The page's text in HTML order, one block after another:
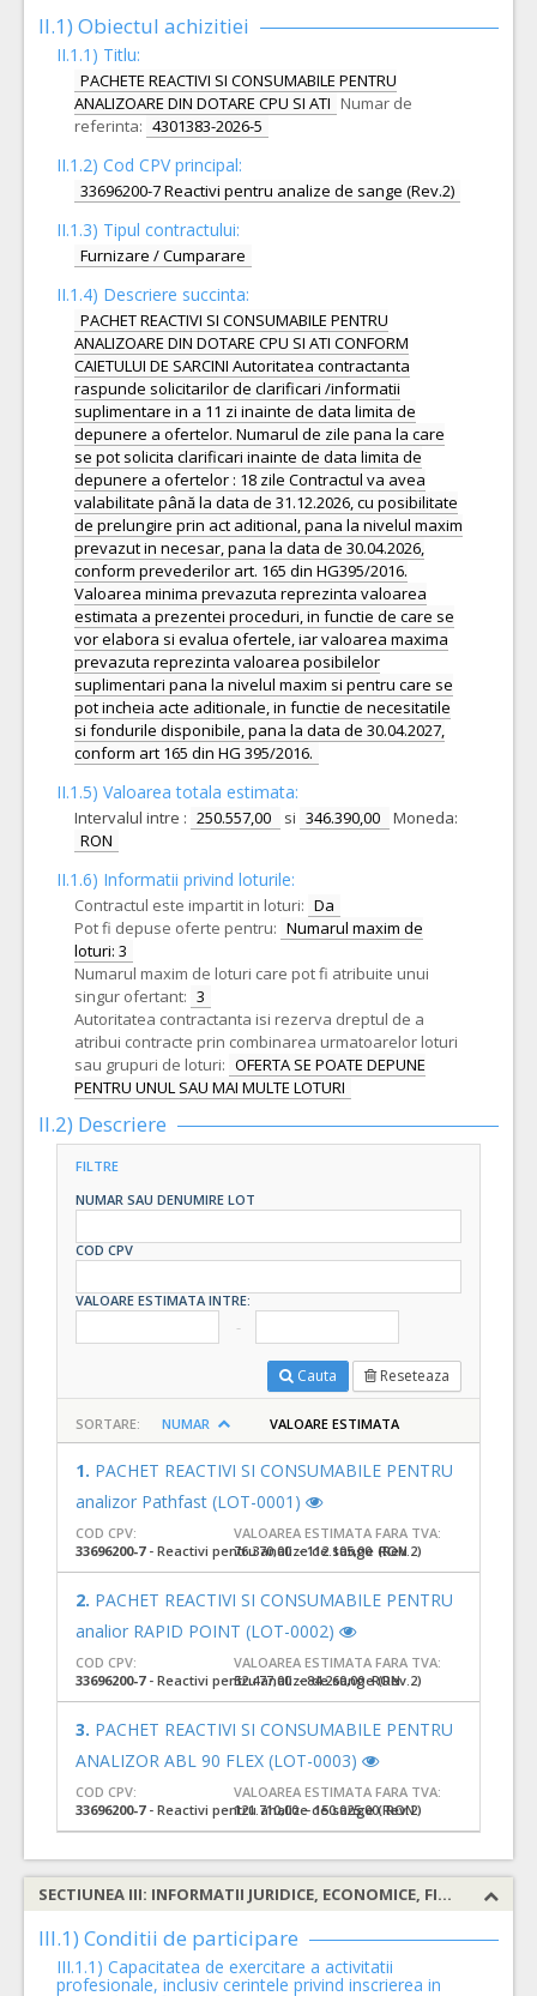
II.1) Obiectul achizitiei
II.1.1) Titlu:
PACHETE REACTIVI SI CONSUMABILE PENTRU
ANALIZOARE DIN DOTARE CPU SI ATI Numar de
referinta: 4301383-2026-5
II.1.2) Cod CPV principal:
33696200-7 Reactivi pentru analize de sange (Rev.2)
II.1.3) Tipul contractului:
Furnizare / Cumparare
II.1.4) Descriere succinta:
PACHET REACTIVI SI CONSUMABILE PENTRU
ANALIZOARE DIN DOTARE CPU SI ATI CONFORM
CAIETULUI DE SARCINI Autoritatea contractanta
raspunde solicitarilor de clarificari /informatii
suplimentare in a 11 zi inainte de data limita de
depunere a ofertelor. Numarul de zile pana la care
se pot solicita clarificari inainte de data limita de
depunere a ofertelor : 18 zile Contractul va avea
valabilitate până la data de 31.12.2026, cu posibilitate
de prelungire prin act aditional, pana la nivelul maxim
prevazut in necesar, pana la data de 30.04.2026,
conform prevederilor art. 165 din HG395/2016.
Valoarea minima prevazuta reprezinta valoarea
estimata a prezentei proceduri, in functie de care se
vor elabora si evalua ofertele, iar valoarea maxima
prevazuta reprezinta valoarea posibilelor
suplimentari pana la nivelul maxim si pentru care se
pot incheia acte aditionale, in functie de necesitatile
si fondurile disponibile, pana la data de 30.04.2027,
conform art 165 din HG 395/2016.
II.1.5) Valoarea totala estimata:
Intervalul intre : 250.557,00 si 346.390,00
Moneda:
RON
II.1.6) Informatii privind loturile:
Contractul este impartit in loturi: Da
Pot fi depuse oferte pentru: Numarul maxim de
loturi: 3
Numarul maxim de loturi care pot fi atribuite unui
singur ofertant: 3
Autoritatea contractanta isi rezerva dreptul de a
atribui contracte prin combinarea urmatoarelor loturi
sau grupuri de loturi: OFERTA SE POATE DEPUNE
PENTRU UNUL SAU MAI MULTE LOTURI
II.2) Descriere
FILTRE
NUMAR SAU DENUMIRE LOT
COD CPV
VALOARE ESTIMATA INTRE:
Cauta Reseteaza
SORTARE: NUMAR VALOARE ESTIMATA
1. PACHET REACTIVI SI CONSUMABILE PENTRU
analizor Pathfast (LOT-0001)
COD CPV:
33696200-7- Reactivi pentru analize de sange (Rev.2)
VALOAREA ESTIMATA FARA TVA:
76.370,00 - 112.105,00 RON
2. PACHET REACTIVI SI CONSUMABILE PENTRU
analior RAPID POINT (LOT-0002)
COD CPV:
33696200-7- Reactivi pentru analize de sange (Rev.2)
VALOAREA ESTIMATA FARA TVA:
52.477,00 - 84.260,00 RON
3. PACHET REACTIVI SI CONSUMABILE PENTRU
ANALIZOR ABL 90 FLEX (LOT-0003)
COD CPV:
33696200-7- Reactivi pentru analize de sange (Rev.2)
VALOAREA ESTIMATA FARA TVA:
121.710,00 - 150.025,00 RON
SECTIUNEA III: INFORMATII JURIDICE, ECONOMICE, FINANCIARE SI TEHNICE
III.1) Conditii de participare
III.1.1) Capacitatea de exercitare a activitatii
profesionale, inclusiv cerintele privind inscrierea in